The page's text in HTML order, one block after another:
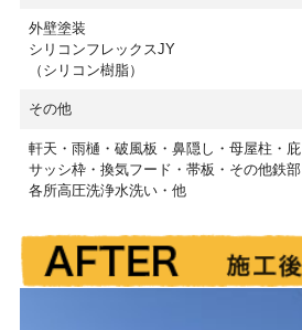
外壁塗装
シリコンフレックスJY
（シリコン樹脂）
その他
軒天・雨樋・破風板・鼻隠し・母屋柱・庇
サッシ枠・換気フード・帯板・その他鉄部
各所高圧洗浄水洗い・他